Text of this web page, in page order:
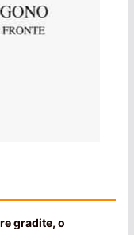
gradite, o